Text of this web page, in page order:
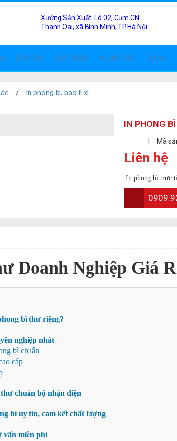
Xưởng Sản Xuất: Lô 02, Cụm CN
Thanh Oai, xã Bình Minh, TP.Hà Nội
BÁO GIÁ SẢN PHẨM IN ẤN KHÁC DỰ ÁN
In phong bì, bao lì xì
IN PHONG
Mã
Liên hệ
In phong bì trực
Doanh Nghiệp Giá
bì thư riêng?
nghiệp nhất
bì chuẩn
cấp
chuẩn bộ nhận diện
bì uy tín, cam kết chất lượng
vấn miễn phí